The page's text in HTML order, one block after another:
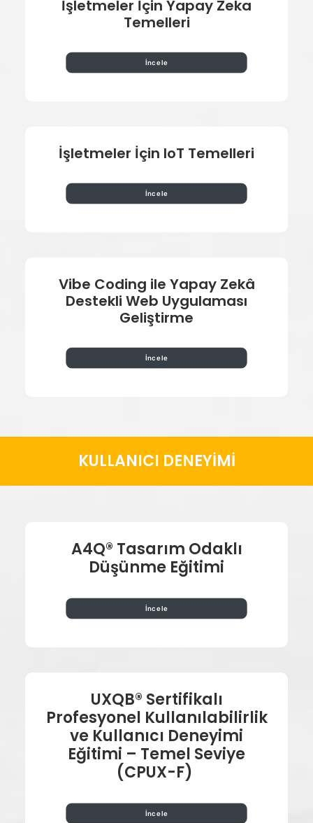
İşletmeler İçin Yapay Zeka
Temelleri
İncele
İşletmeler İçin IoT Temelleri
İncele
Vibe Coding ile Yapay Zekâ
Destekli Web Uygulaması
Geliştirme
İncele
KULLANICI DENEYİMİ
A4Q® Tasarım Odaklı
Düşünme Eğitimi
İncele
UXQB® Sertifikalı
Profesyonel Kullanılabilirlik
ve Kullanıcı Deneyimi
Eğitimi – Temel Seviye
(CPUX-F)
İncele